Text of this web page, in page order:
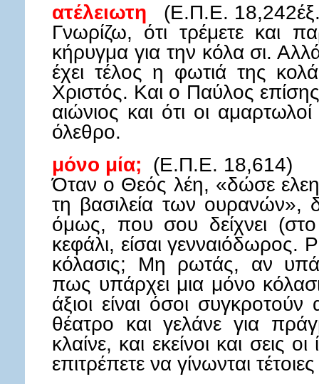
ατέλειωτη
(Ε.Π.Ε.
Γνωρίζω, ότι τρέμετε και
κήρυγμα για την κόλα σι.
έχει τέλος η φωτιά της
Χριστός. Και ο Παύλος επίσης
αιώνιος και ότι οι
όλεθρο.
μόνο μία; (Ε.Π.Ε. 18,614)
Όταν ο Θεός λέη, «δώσε
τη βασιλεία των ουρανών»,
όμως, που σου δείχνει
κεφάλι, είσαι γενναιόδωρος.
κόλασις; Μη ρωτάς, αν
πως υπάρχει μια μόνο
άξιοι είναι όσοι
θέατρο και γελάνε για
κλαίνε, και εκείνοι και σεις
επιτρέπετε να γίνωνται